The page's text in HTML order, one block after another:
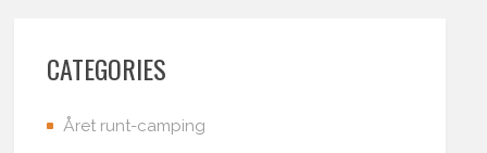
CATEGORIES
Året runt-camping